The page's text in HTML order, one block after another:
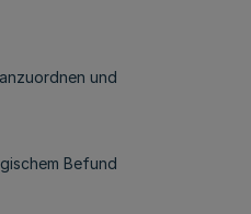
und
Befund